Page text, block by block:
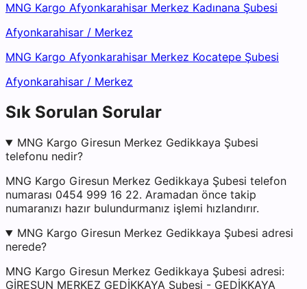
MNG Kargo Afyonkarahisar Merkez Kadınana Şubesi
Afyonkarahisar / Merkez
MNG Kargo Afyonkarahisar Merkez Kocatepe Şubesi
Afyonkarahisar / Merkez
Sık Sorulan Sorular
MNG Kargo Giresun Merkez Gedikkaya Şubesi
telefonu nedir?
MNG Kargo Giresun Merkez Gedikkaya Şubesi telefon
numarası 0454 999 16 22. Aramadan önce takip
numaranızı hazır bulundurmanız işlemi hızlandırır.
MNG Kargo Giresun Merkez Gedikkaya Şubesi adresi
nerede?
MNG Kargo Giresun Merkez Gedikkaya Şubesi adresi:
GİRESUN MERKEZ GEDİKKAYA Şubesi - GEDİKKAYA